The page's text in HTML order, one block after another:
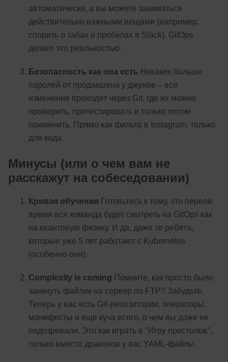
автоматически, а вы можете заниматься
действительно важными вещами (например,
спорить о табах и пробелах в Slack). GitOps
делает это реальностью.
Безопасность как она есть Никаких больше
паролей от продакшена у джунов – все
изменения проходят через Git, где их можно
проверить, протестировать и только потом
применить. Прямо как фильтр в Instagram, только
для кода.
Минусы (или о чем вам не
расскажут на собеседовании)
Кривая обучения Готовьтесь к тому, что первое
время вся команда будет смотреть на GitOps как
на квантовую физику. И да, даже те ребята,
которые уже 5 лет работают с Kubernetes
(особенно они).
Complexity is coming Помните, как просто было
закинуть файлик на сервер по FTP? Забудьте.
Теперь у вас есть Git-репозитории, операторы,
манифесты и еще куча всего, о чем вы даже не
подозревали. Это как играть в "Игру престолов",
только вместо драконов у вас YAML-файлы.